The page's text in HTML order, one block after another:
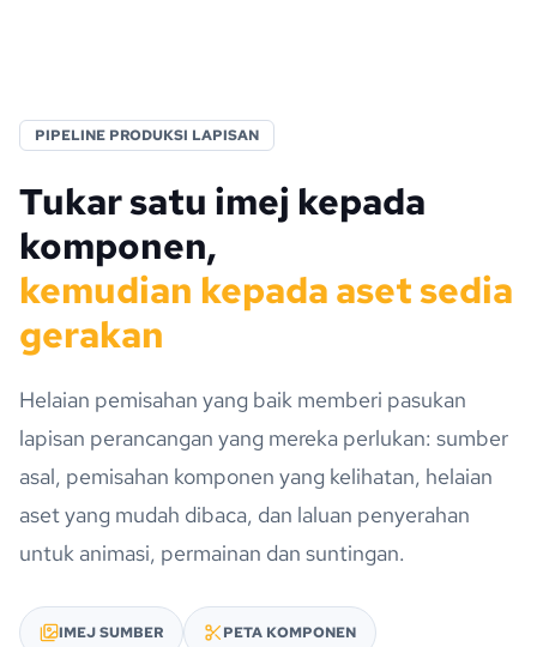
PIPELINE PRODUKSI LAPISAN
Tukar satu imej kepada
komponen,
kemudian kepada aset sedia
gerakan
Helaian pemisahan yang baik memberi pasukan
lapisan perancangan yang mereka perlukan: sumber
asal, pemisahan komponen yang kelihatan, helaian
aset yang mudah dibaca, dan laluan penyerahan
untuk animasi, permainan dan suntingan.
IMEJ SUMBER PETA KOMPONEN